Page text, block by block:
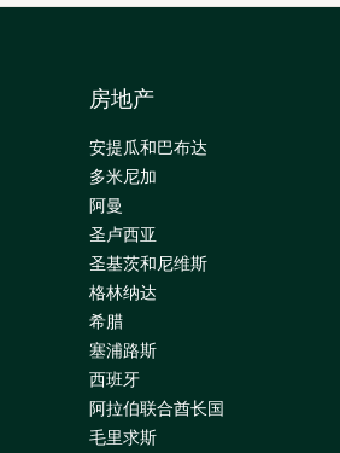
房地产
安提瓜和巴布达
多米尼加
阿曼
圣卢西亚
圣基茨和尼维斯
格林纳达
希腊
塞浦路斯
西班牙
阿拉伯联合酋长国
毛里求斯